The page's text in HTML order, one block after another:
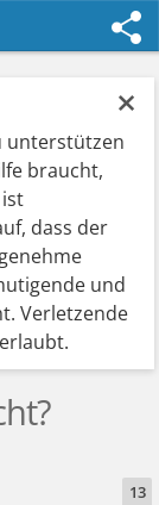
×
unterstützen
braucht,
dass der
und
Verletzende
13